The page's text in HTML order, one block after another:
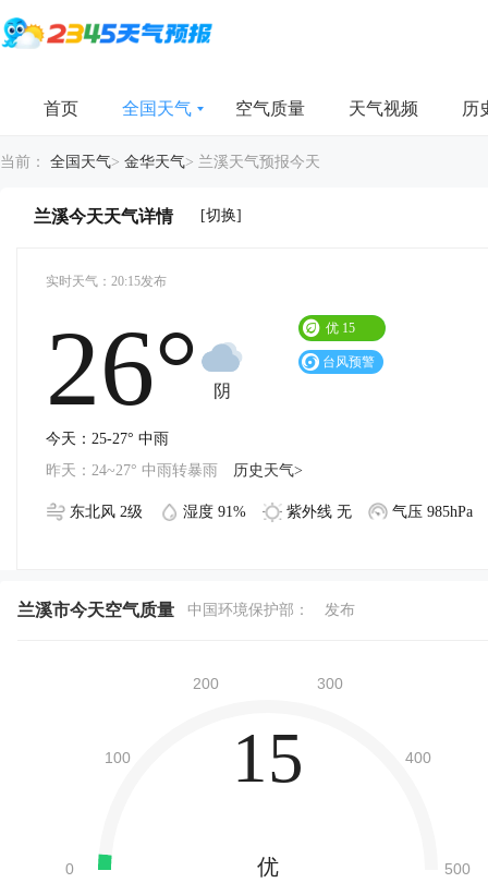
首页 全国天气 空气质量 天气视频 历
当前： 全国天气> 金华天气> 兰溪天气预报今天
兰溪今天天气详情 [切换]
实时天气：20:15发布
26° 阴
优 15
台风预警
今天：25-27° 中雨
昨天：24~27° 中雨转暴雨
历史天气>
东北风 2级 湿度 91% 紫外线 无 气压 985hPa
兰溪市今天空气质量 中国环境保护部： 发布
15
优